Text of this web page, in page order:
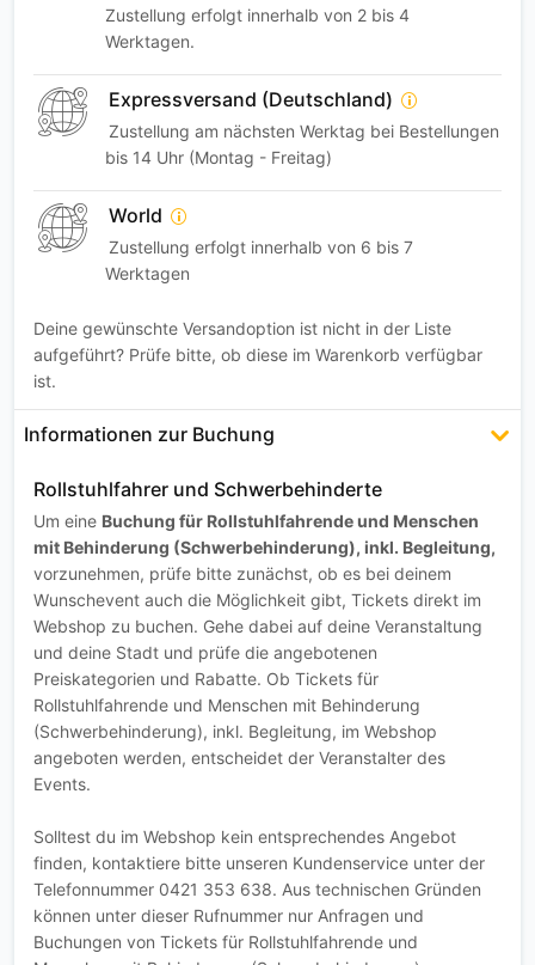
Zustellung erfolgt innerhalb von 2 bis 4
Werktagen.
Expressversand (Deutschland)
Zustellung am nächsten Werktag bei Bestellungen
bis 14 Uhr (Montag - Freitag)
World
Zustellung erfolgt innerhalb von 6 bis 7
Werktagen
Deine gewünschte Versandoption ist nicht in der Liste
aufgeführt? Prüfe bitte, ob diese im Warenkorb verfügbar
ist.
Informationen zur Buchung
Rollstuhlfahrer und Schwerbehinderte
Um eine Buchung für Rollstuhlfahrende und Menschen
mit Behinderung (Schwerbehinderung), inkl. Begleitung,
vorzunehmen, prüfe bitte zunächst, ob es bei deinem
Wunschevent auch die Möglichkeit gibt, Tickets direkt im
Webshop zu buchen. Gehe dabei auf deine Veranstaltung
und deine Stadt und prüfe die angebotenen
Preiskategorien und Rabatte. Ob Tickets für
Rollstuhlfahrende und Menschen mit Behinderung
(Schwerbehinderung), inkl. Begleitung, im Webshop
angeboten werden, entscheidet der Veranstalter des
Events.
Solltest du im Webshop kein entsprechendes Angebot
finden, kontaktiere bitte unseren Kundenservice unter der
Telefonnummer 0421 353 638. Aus technischen Gründen
können unter dieser Rufnummer nur Anfragen und
Buchungen von Tickets für Rollstuhlfahrende und